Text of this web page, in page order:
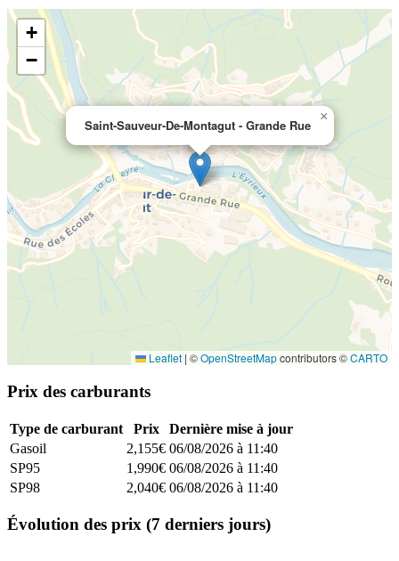
Saint-Sauveur-De-Montagut - Grande Rue
×
+
−
Leaflet | ©OpenStreetMapcontributors ©CARTO
Prix des carburants
Type de carburant Prix
Dernière mise à jour
Gasoil
2,155€ 06/08/2026 à 11:40
SP95
1,990€ 06/08/2026 à 11:40
SP98
2,040€ 06/08/2026 à 11:40
Évolution des prix (7 derniers jours)